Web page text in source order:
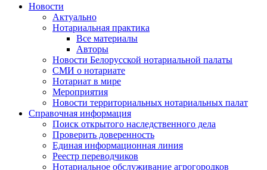
Новости
Актуально
Нотариальная практика
Все материалы
Авторы
Новости Белорусской нотариальной палаты
СМИ о нотариате
Нотариат в мире
Мероприятия
Новости территориальных нотариальных палат
Справочная информация
Поиск открытого наследственного дела
Проверить доверенность
Единая информационная линия
Реестр переводчиков
Нотариальное обслуживание агрогородков